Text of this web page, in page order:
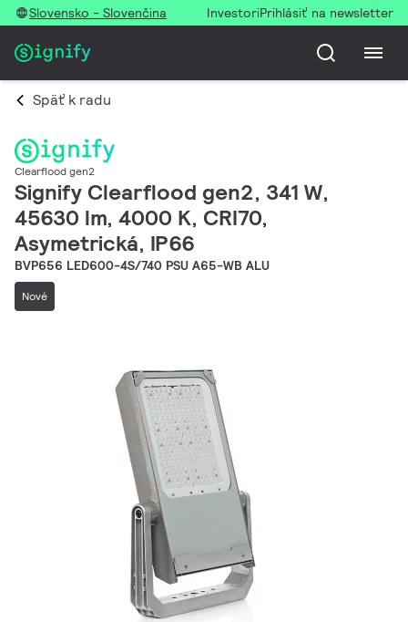
Slovensko - Slovenčina InvestoriPrihlásiť na newsletter
Späť k radu
Clearflood gen2
Signify Clearflood gen2, 341 W,
45630 lm, 4000 K, CRI70,
Asymetrická, IP66
BVP656 LED600-4S/740 PSU A65-WB ALU
Nové